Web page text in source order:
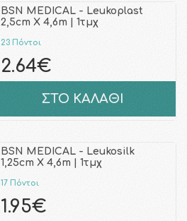
BSN MEDICAL - Leukoplast
2,5cm Χ 4,6m | 1τμχ
23 Πόντοι
2.64€
ΣΤΟ ΚΑΛΑΘΙ
BSN MEDICAL - Leukosilk
1,25cm Χ 4,6m | 1τμχ
17 Πόντοι
1.95€